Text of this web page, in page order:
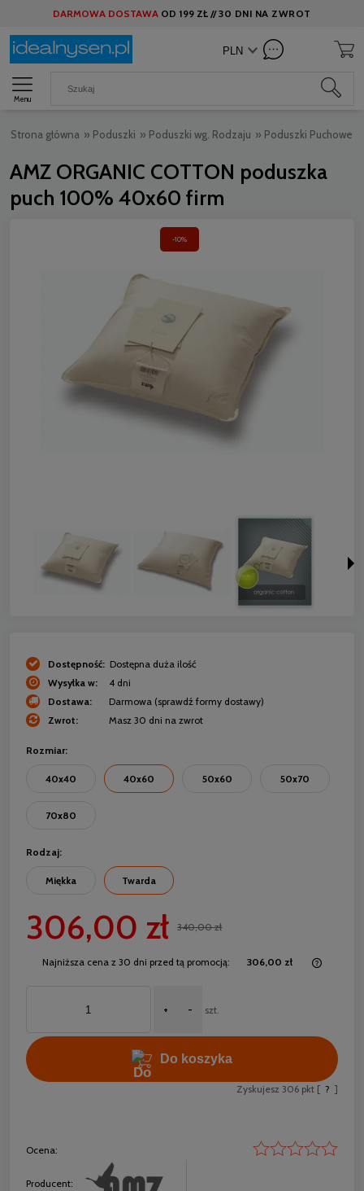
DARMOWA DOSTAWA OD 199 ZŁ //30 DNI NA ZWROT
Menu
Strona główna » Poduszki » Poduszki wg. Rodzaju » Poduszki Puchowe
AMZ ORGANIC COTTON poduszka
puch 100% 40x60 firm
-10%
Dostępność: Dostępna duża ilość
Wysyłka w:
4 dni
Dostawa:
Darmowa (sprawdź formy dostawy)
Zwrot:
Masz 30 dni na zwrot
Rozmiar:
40x40 40x60 50x60 50x70
70x80
Rodzaj:
Miękka Twarda
306,00 zł 340,00 zł
Najniższa cena z 30 dni przed tą promocją: 306,00 zł
+ - szt.
Do koszyka
Zyskujesz 306 pkt [ ? ]
Ocena:
Producent: